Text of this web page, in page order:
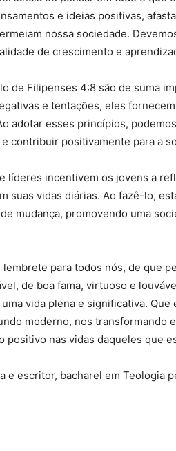
e ideias positivas,
nossa sociedade.
de crescimento e
de Filipenses 4:8 são de suma
e tentações, eles
adotar esses princípios,
contribuir positivamente para a
líderes incentivem os jovens a
suas vidas diárias. Ao fazê-lo,
mudança, promovendo uma
para todos nós, de que
de boa fama, virtuoso e
vida plena e significativa. Que
moderno, nos transformando
positivo nas vidas daqueles que
e escritor, bacharel em Teologia